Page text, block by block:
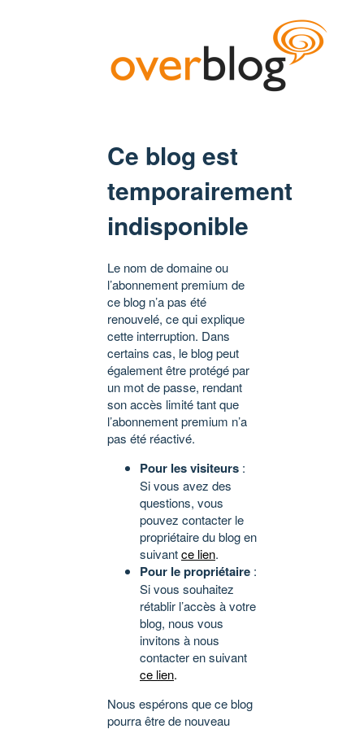
Ce blog est
temporairement
indisponible
Le nom de domaine ou
l’abonnement premium de
ce blog n’a pas été
renouvelé, ce qui explique
cette interruption. Dans
certains cas, le blog peut
également être protégé par
un mot de passe, rendant
son accès limité tant que
l’abonnement premium n’a
pas été réactivé.
Pour les visiteurs :
Si vous avez des
questions, vous
pouvez contacter le
propriétaire du blog en
suivantce lien.
Pour le propriétaire :
Si vous souhaitez
rétablir l’accès à votre
blog, nous vous
invitons à nous
contacter en suivant
ce lien.
Nous espérons que ce blog
pourra être de nouveau